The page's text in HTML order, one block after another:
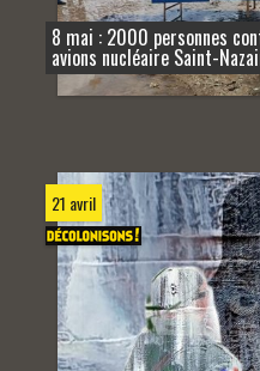
8 mai : 2000 personnes
avions nucléaire Saint-
21 avril